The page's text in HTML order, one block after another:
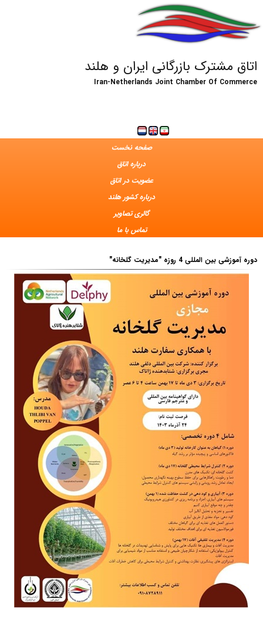
اتاق مشترک بازرگانی ایران و هلند
Iran-Netherlands Joint Chamber Of Commerce
صفحه نخست
درباره اتاق
عضویت در اتاق
درباره کشور هلند
گالری تصاویر
تماس با ما
دوره آموزشی بین المللی 4 روزه "مدیریت گلخانه"